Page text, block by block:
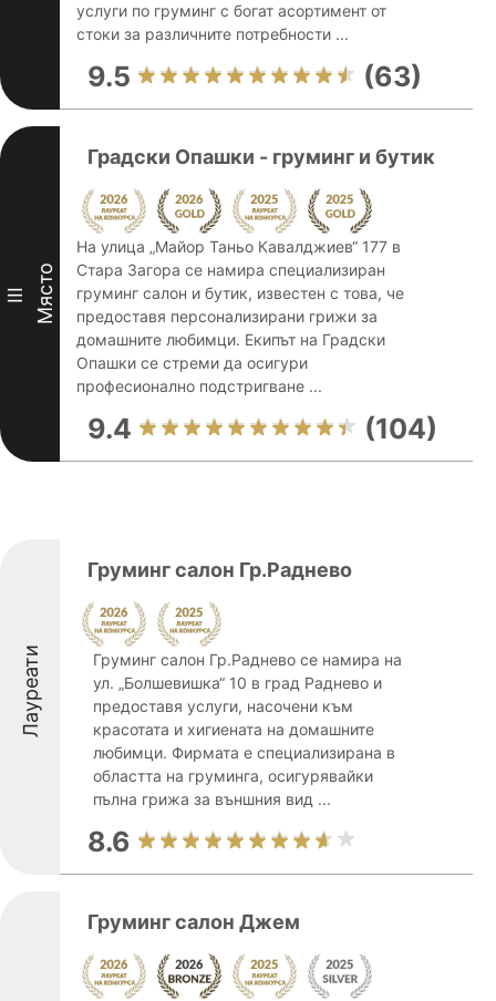
услуги по груминг с богат асортимент от
стоки за различните потребности ...
9.5 (63)
III Място
Градски Опашки - груминг и бутик
На улица „Майор Таньо Кавалджиев“ 177 в
Стара Загора се намира специализиран
груминг салон и бутик, известен с това, че
предоставя персонализирани грижи за
домашните любимци. Екипът на Градски
Опашки се стреми да осигури
професионално подстригване ...
9.4 (104)
Лауреати
Груминг салон Гр.Раднево
Груминг салон Гр.Раднево се намира на
ул. „Болшевишка“ 10 в град Раднево и
предоставя услуги, насочени към
красотата и хигиената на домашните
любимци. Фирмата е специализирана в
областта на груминга, осигурявайки
пълна грижа за външния вид ...
8.6
Груминг салон Джем